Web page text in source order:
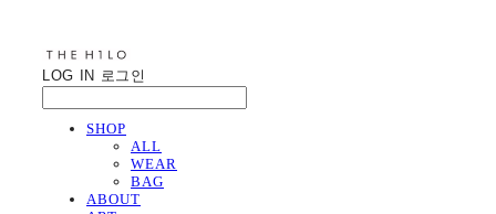
LOG IN 로그인
SHOP
ALL
WEAR
BAG
ABOUT